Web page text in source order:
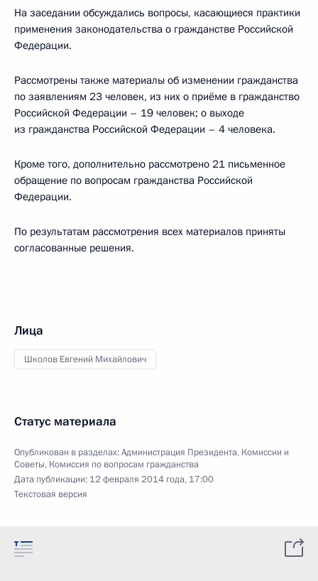
На заседании обсуждались вопросы, касающиеся практики
применения законодательства о гражданстве Российской
Федерации.
Рассмотрены также материалы об изменении гражданства
по заявлениям 23 человек, из них о приёме в гражданство
Российской Федерации – 19 человек; о выходе
из гражданства Российской Федерации – 4 человека.
Кроме того, дополнительно рассмотрено 21 письменное
обращение по вопросам гражданства Российской
Федерации.
По результатам рассмотрения всех материалов приняты
согласованные решения.
Лица
Школов Евгений Михайлович
Статус материала
Опубликован в разделах:Администрация Президента, Комиссии и
Советы, Комиссия по вопросам гражданства
Дата публикации: 12 февраля 2014 года, 17:00
Текстовая версия